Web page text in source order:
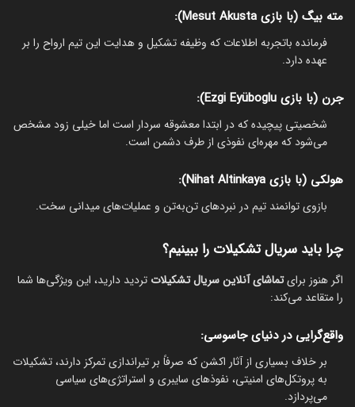
مته بیگ (با بازی Mesut Akusta):
فرمانده باتجربه اطلاعات که وظیفه تشکیل و هدایت این تیم ارواح را بر
عهده دارد.
جرن (با بازی Ezgi Eyüboglu):
شخصیتی پیچیده که در ابتدا معشوقه سردار است اما خیلی زود مشخص
می‌شود که مهره‌ای نفوذی از طرف دشمن است.
هولکی (با بازی Nihat Altinkaya):
بازوی توانمند تیم در نبردهای تن‌به‌تن و عملیات‌های میدانی سخت.
چرا باید سریال تشکیلات را ببینیم؟
اگر هنوز برایتماشای آنلاین سریال تشکیلات تردید دارید، این ویژگی‌ها شما
را متقاعد می‌کند:
واقع‌گرایی در دنیای جاسوسی:
بر خلاف بسیاری از آثار اکشن که صرفاً بر تیراندازی تمرکز دارند، تشکیلات
به پروتکل‌های امنیتی، نفوذهای سایبری و استراتژی‌های سیاسی
می‌پردازد.